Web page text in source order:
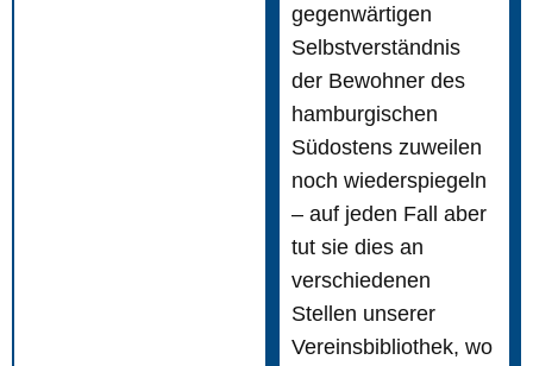
gegenwärtigen
Selbstverständnis
der Bewohner des
hamburgischen
Südostens zuweilen
noch wiederspiegeln
– auf jeden Fall aber
tut sie dies an
verschiedenen
Stellen unserer
Vereinsbibliothek, wo